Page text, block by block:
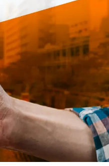
kaydedici
büyük bir
UTTS Mobil
sistemdir. Peki,
sunar ve birçok
ekonomiye karşı
Daha fazla bilgi
mu?başlıklı